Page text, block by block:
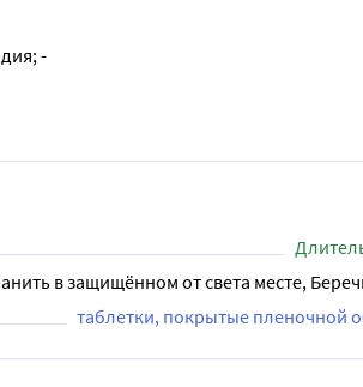
-
в защищённом от света месте,
таблетки, покрытые пленочной